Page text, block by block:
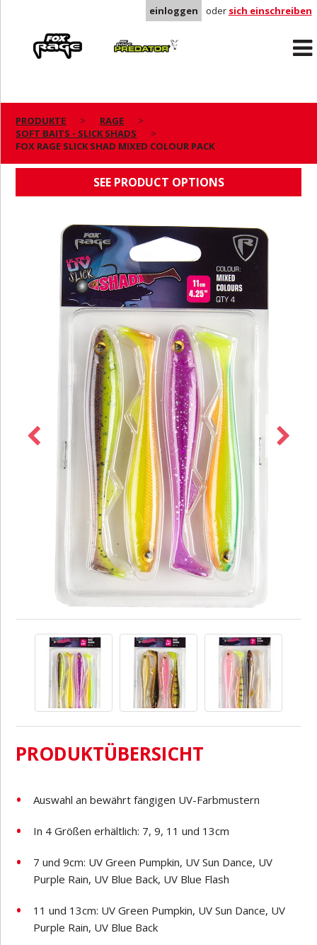
einloggen oder sich einschreiben
Predator
PRODUKTE
RAGE
SOFT BAITS - SLICK SHADS
FOX RAGE SLICK SHAD MIXED COLOUR PACK
FOX RAGE SLICK SHAD MIXED COLOUR PACK
SEE PRODUCT OPTIONS
PRODUKTÜBERSICHT
Auswahl an bewährt fängigen UV-Farbmustern
In 4 Größen erhältlich: 7, 9, 11 und 13cm
7 und 9cm: UV Green Pumpkin, UV Sun Dance, UV
Purple Rain, UV Blue Back, UV Blue Flash
11 und 13cm: UV Green Pumpkin, UV Sun Dance, UV
Purple Rain, UV Blue Back